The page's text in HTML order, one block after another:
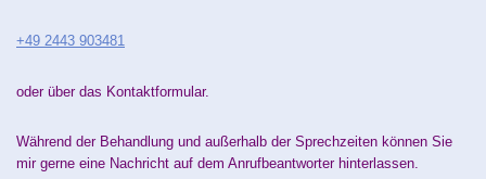
+49 2443 903481
oder über das Kontaktformular.
Während der Behandlung und außerhalb der Sprechzeiten können Sie
mir gerne eine Nachricht auf dem Anrufbeantworter hinterlassen.